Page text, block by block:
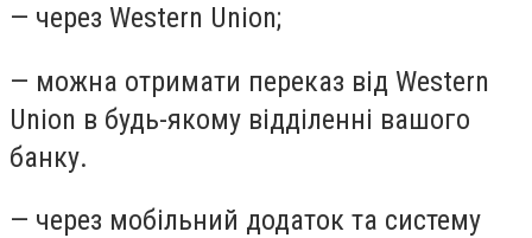
— через Western Union;
— можна отримати переказ від Western
Union в будь-якому відділенні вашого
банку.
— через мобільний додаток та систему